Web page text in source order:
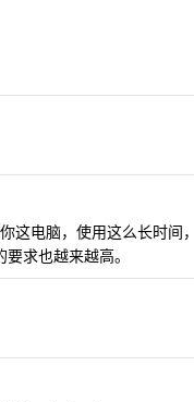
这电脑，使用这么长时间
求也越来越高。